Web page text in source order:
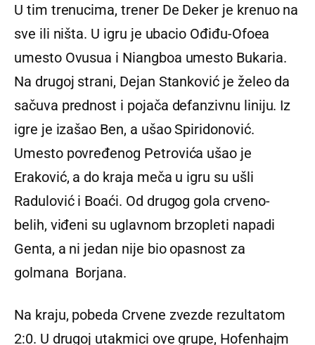
U tim trenucima, trener De Deker je krenuo na
sve ili ništa. U igru je ubacio Ođiđu-Ofoea
umesto Ovusua i Niangboa umesto Bukaria.
Na drugoj strani, Dejan Stanković je želeo da
sačuva prednost i pojača defanzivnu liniju. Iz
igre je izašao Ben, a ušao Spiridonović.
Umesto povređenog Petrovića ušao je
Eraković, a do kraja meča u igru su ušli
Radulović i Boaći. Od drugog gola crveno-
belih, viđeni su uglavnom brzopleti napadi
Genta, a ni jedan nije bio opasnost za
golmana Borjana.
Na kraju, pobeda Crvene zvezde rezultatom
2:0. U drugoj utakmici ove grupe, Hofenhajm